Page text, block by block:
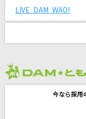
[生音]世田谷ラブ
イル・テンポ・
LIVE DAM WAO!
今なら採用